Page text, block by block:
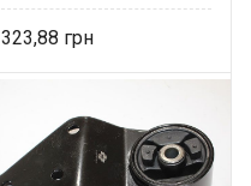
323,88